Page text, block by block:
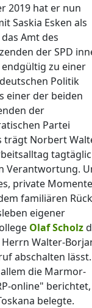
2019 hat er nun
Saskia Esken als
Amt des
der SPD
zu einer
Politik
einer der beiden
der
Partei
trägt Norbert
Verantwortung.
private Momente
familiären
eigener
Olaf Scholz
Walter-
abschalten
die Marmor-
online"
belegte.